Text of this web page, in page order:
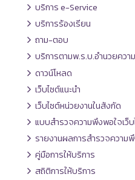
บริการ e-Service
บริการร้องเรียน
ถาม-ตอบ
บริการตามพ.ร.บ.อำนวยควา
ดาวน์โหลด
เว็บไซต์แนะนำ
เว็บไซต์หน่วยงานในสังกัด
แบบสำรวจความพึงพอใจเว็
รายงานผลการสำรวจความ
คู่มือการให้บริการ
สถิติการให้บริการ